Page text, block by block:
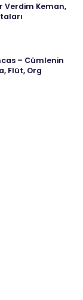
Verdim Keman,
– Cümlenin
Flüt, Org